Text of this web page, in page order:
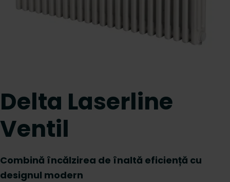
Delta Laserline
Ventil
Combină încălzirea de înaltă eficiență cu
designul modern